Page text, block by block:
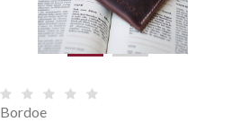
Bordoe